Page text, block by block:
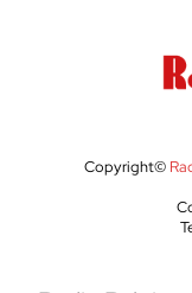
Copyright©